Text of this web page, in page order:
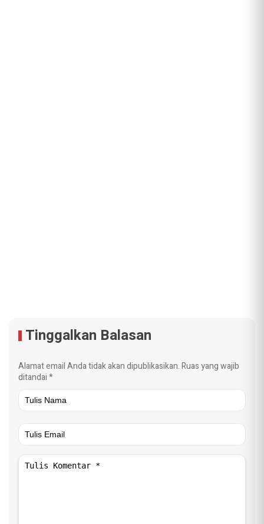
Tinggalkan Balasan
Alamat email Anda tidak akan dipublikasikan.Ruas yang wajib
ditandai*